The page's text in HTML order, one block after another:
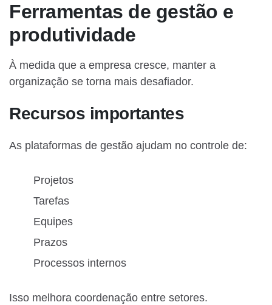
Ferramentas de gestão e
produtividade
À medida que a empresa cresce, manter a
organização se torna mais desafiador.
Recursos importantes
As plataformas de gestão ajudam no controle de:
Projetos
Tarefas
Equipes
Prazos
Processos internos
Isso melhora coordenação entre setores.